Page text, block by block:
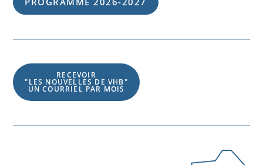
RECEVOIR
"LES NOUVELLES DE VHB"
UN COURRIEL PAR MOIS